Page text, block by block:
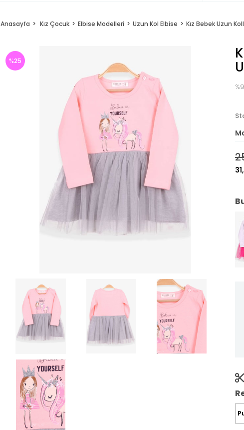
Anasayfa Kız Çocuk Elbise Modelleri Uzun Kol Elbise Kız Bebek Uzun
%25